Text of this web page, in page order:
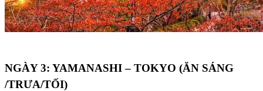
NGÀY 3: YAMANASHI – TOKYO (ĂN SÁNG
/TRƯA/TỐI)